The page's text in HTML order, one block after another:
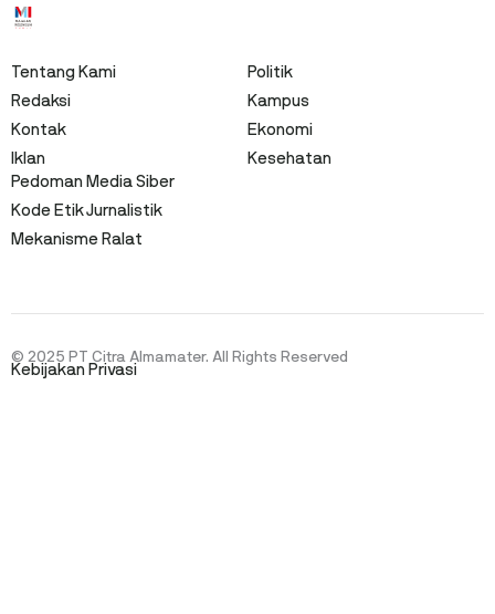
Tentang Kami
Redaksi
Kontak
Iklan
Politik
Kampus
Ekonomi
Kesehatan
Pedoman Media Siber
Kode Etik Jurnalistik
Mekanisme Ralat
© 2025 PT Citra Almamater. All Rights Reserved
Kebijakan Privasi